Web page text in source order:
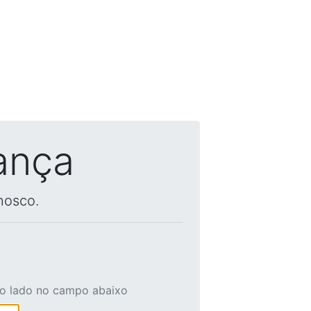
lado no campo abaixo